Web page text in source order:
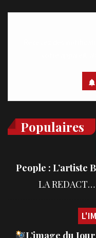
Populaires
People : L’artiste
LA REDACTION
L’image du